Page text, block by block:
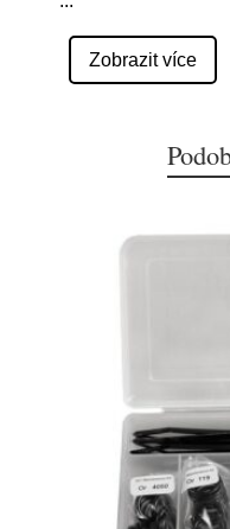
Zobrazit více